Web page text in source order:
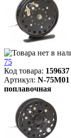
75
Код товара: 159637
Артикул: N-75M01
поплавочная